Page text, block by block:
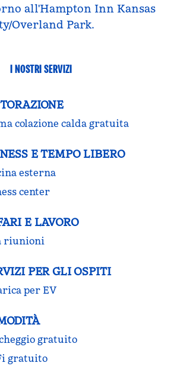
all'Hampton Inn Kansas
Overland Park.
I NOSTRI SERVIZI
colazione calda gratuita
E TEMPO LIBERO
esterna
center
E LAVORO
riunioni
PER GLI OSPITI
per EV
gratuito
gratuito